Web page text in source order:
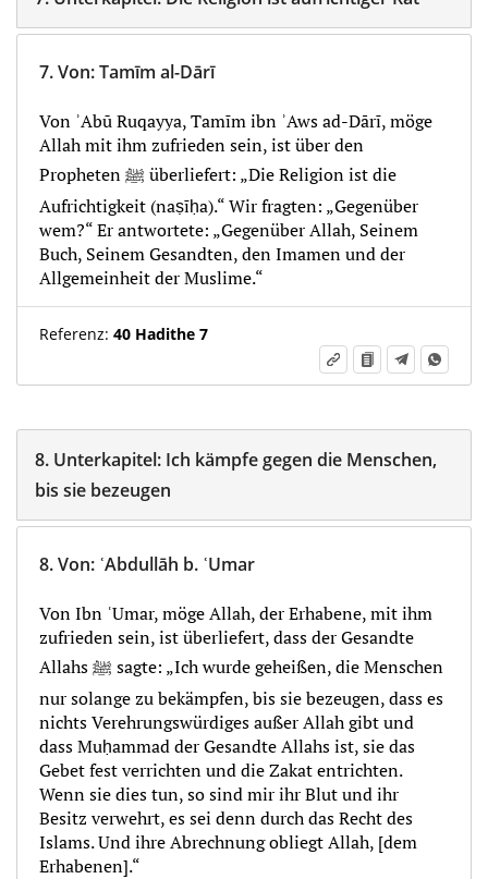
7.Von:Tamīm al-Dārī
Von ʾAbū Ruqayya, Tamīm ibn ʾAws ad-Dārī, möge
Allah mit ihm zufrieden sein, ist über den
Propheten ﷺ überliefert: „Die Religion ist die
Aufrichtigkeit (naṣīḥa).“ Wir fragten: „Gegenüber
wem?“ Er antwortete: „Gegenüber Allah, Seinem
Buch, Seinem Gesandten, den Imamen und der
Allgemeinheit der Muslime.“
Referenz: 40 Hadithe 7
8. Unterkapitel: Ich kämpfe gegen die Menschen,
bis sie bezeugen
8.Von: ʿAbdullāh b. ʿUmar
Von Ibn ʿUmar, möge Allah, der Erhabene, mit ihm
zufrieden sein, ist überliefert, dass der Gesandte
Allahs ﷺ sagte: „Ich wurde geheißen, die Menschen
nur solange zu bekämpfen, bis sie bezeugen, dass es
nichts Verehrungswürdiges außer Allah gibt und
dass Muḥammad der Gesandte Allahs ist, sie das
Gebet fest verrichten und die Zakat entrichten.
Wenn sie dies tun, so sind mir ihr Blut und ihr
Besitz verwehrt, es sei denn durch das Recht des
Islams. Und ihre Abrechnung obliegt Allah, [dem
Erhabenen].“